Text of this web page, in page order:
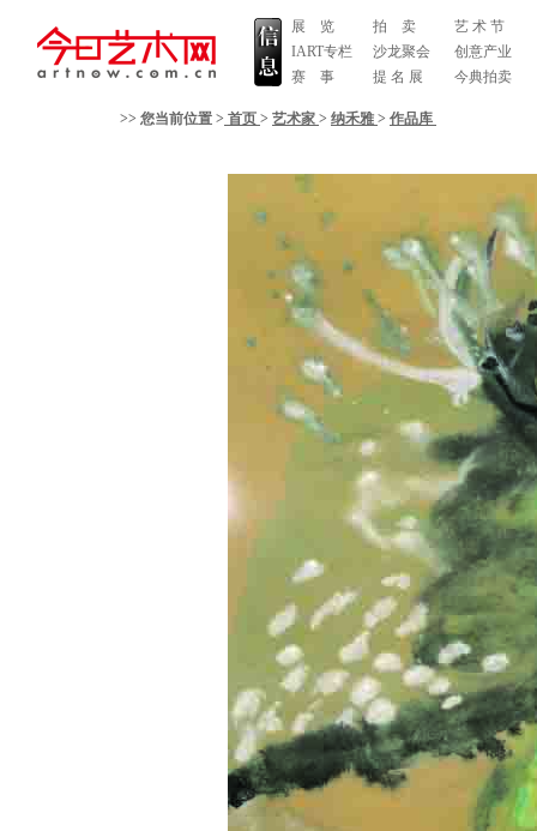
展 览
IART专栏
赛 事
拍 卖
沙龙聚会
提 名 展
艺 术 节
创意产业
今典拍卖
>> 您当前位置 > 首页 > 艺术家 > 纳禾雅 > 作品库